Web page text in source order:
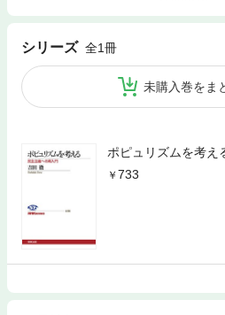
シリーズ 全1冊
未購入巻をま
ポピュリズムを考
733